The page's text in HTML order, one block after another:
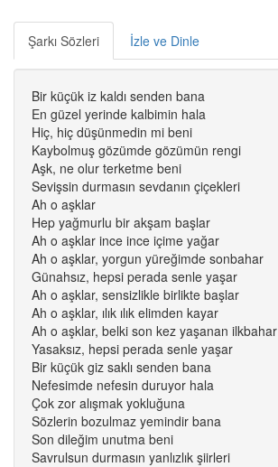
Şarkı Sözleri İzle ve Dinle
Bir küçük iz kaldı senden bana
En güzel yerinde kalbimin hala
Hiç, hiç düşünmedin mi beni
Kaybolmuş gözümde gözümün rengi
Aşk, ne olur terketme beni
Sevişsin durmasın sevdanın çiçekleri
Ah o aşklar
Hep yağmurlu bir akşam başlar
Ah o aşklar ince ince içime yağar
Ah o aşklar, yorgun yüreğimde sonbahar
Günahsız, hepsi perada senle yaşar
Ah o aşklar, sensizlikle birlikte başlar
Ah o aşklar, ılık ılık elimden kayar
Ah o aşklar, belki son kez yaşanan ilkbahar
Yasaksız, hepsi perada senle yaşar
Bir küçük giz saklı senden bana
Nefesimde nefesin duruyor hala
Çok zor alışmak yokluğuna
Sözlerin bozulmaz yemindir bana
Son dileğim unutma beni
Savrulsun durmasın yanlızlık şiirleri